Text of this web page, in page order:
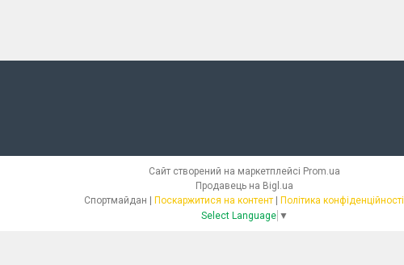
Сайт створений на маркетплейсі Prom.ua
Продавець на Bigl.ua
Поскаржитися на контент
Політика конфіденційності
Select Language ▼